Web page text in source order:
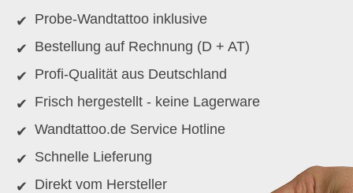
Probe-Wandtattoo inklusive
Bestellung auf Rechnung (D + AT)
Profi-Qualität aus Deutschland
Frisch hergestellt - keine Lagerware
Wandtattoo.de Service Hotline
Schnelle Lieferung
Direkt vom Hersteller